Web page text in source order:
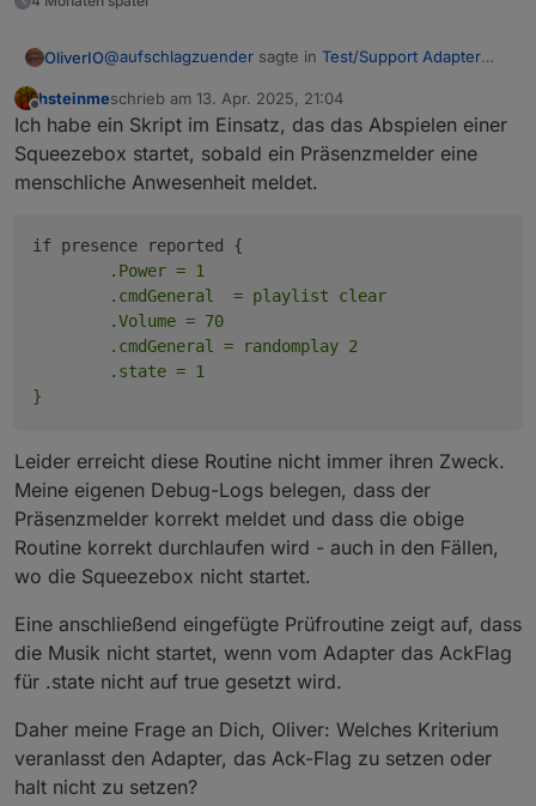
zurück.
Jarvis als Visualisierung.
OliverIO@aufschlagzuender sagte in Test/Support Adapter
Ich habe keine VIS, bzw. verwende ich Jarvis als
Visualisierung
Hast du dann den neuen sendTo Befehl zum Abruf
der Playlist ausprobiert?
Offline
hsteinmeschrieb am 13. Apr. 2025, 21:04
zuletzt editiert von
Ich habe ein Skript im Einsatz, das das Abspielen einer
Squeezebox startet, sobald ein Präsenzmelder eine
menschliche Anwesenheit meldet.
Leider erreicht diese Routine nicht immer ihren Zweck.
Meine eigenen Debug-Logs belegen, dass der
Präsenzmelder korrekt meldet und dass die obige
Routine korrekt durchlaufen wird - auch in den Fällen,
wo die Squeezebox nicht startet.
Eine anschließend eingefügte Prüfroutine zeigt auf, dass
die Musik nicht startet, wenn vom Adapter das AckFlag
für .state nicht auf true gesetzt wird.
Daher meine Frage an Dich, Oliver: Welches Kriterium
veranlasst den Adapter, das Ack-Flag zu setzen oder
halt nicht zu setzen?